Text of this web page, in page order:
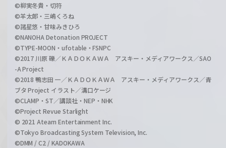
©柳実冬貴・切符
©羊太郎・三嶋くろね
©諸星悠・甘味みきひろ
©NANOHA Detonation PROJECT
©TYPE-MOON・ufotable・FSNPC
©2017 川原 礫／ＫＡＤＯＫＡＷＡ アスキー・メディアワークス／SAO
-A Project
©2018 鴨志田 一／ＫＡＤＯＫＡＷＡ アスキー・メディアワークス／青
ブタ Project イラスト／溝口ケージ
©CLAMP・ST／講談社・NEP・NHK
©Project Revue Starlight
© 2021 Ateam Entertainment Inc.
©Tokyo Broadcasting System Television, Inc.
©DMM / C2 / KADOKAWA